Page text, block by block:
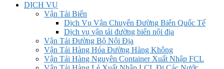
DỊCH VỤ
Vận Tải Biển
Dịch Vụ Vận Chuyển Đường Biển Quốc Tế
Dịch vụ vận tải đường biển nội địa
Vận Tải Đường Bộ Nội Địa
Vận Tải Hàng Hóa Đường Hàng Không
Vận Tải Hàng Nguyên Container Xuất Nhập FCL